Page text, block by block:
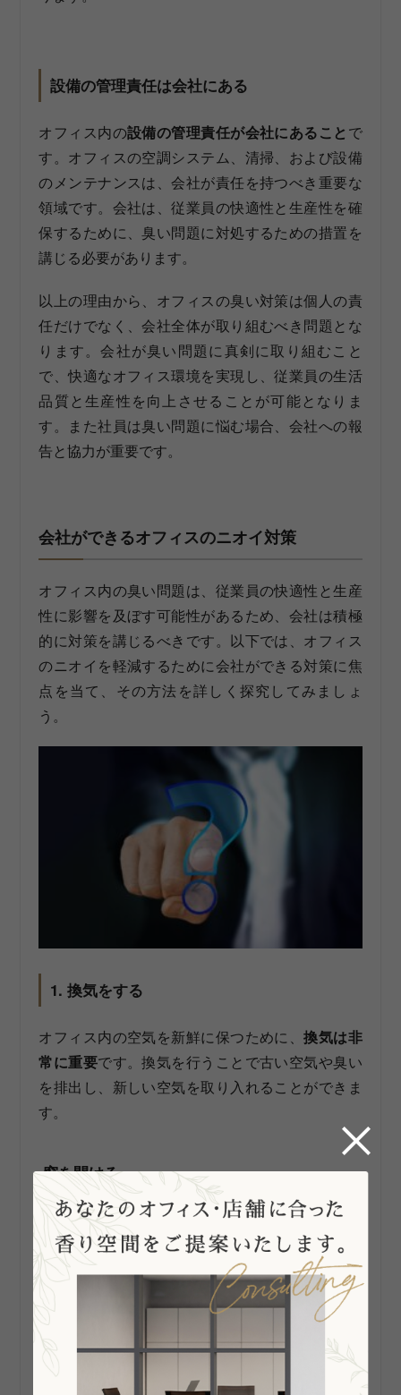
設備の管理責任は会社にある
オフィス内の設備の管理責任が会社にあること で
す。オフィスの空調システム、清掃、および設備
のメンテナンスは、会社が責任を持つべき重要な
領域です。会社は、従業員の快適性と生産性を確
保するために、臭い問題に対処するための措置を
講じる必要があります。
以上の理由から、オフィスの臭い対策は個人の責
任だけでなく、会社全体が取り組むべき問題とな
ります。会社が臭い問題に真剣に取り組むこと
で、快適なオフィス環境を実現し、従業員の生活
品質と生産性を向上させることが可能となりま
す。また社員は臭い問題に悩む場合、会社への報
告と協力が重要です。
会社ができるオフィスのニオイ対策
オフィス内の臭い問題は、従業員の快適性と生産
性に影響を及ぼす可能性があるため、会社は積極
的に対策を講じるべきです。以下では、オフィス
のニオイを軽減するために会社ができる対策に焦
点を当て、その方法を詳しく探究してみましょ
う。
1. 換気をする
オフィス内の空気を新鮮に保つために、換気は非
常に重要です。換気を行うことで古い空気や臭い
を排出し、新しい空気を取り入れることができま
す。
窓を開ける
最もシンプルで効果的な換気方法の一つは、
開けることです。窓を開けることで、外の新鮮な
空気が室内に流れ込み、不快な臭いを薄め、排出
します。特に季節が許す限り、窓を開ける習慣を
換気扇をつける